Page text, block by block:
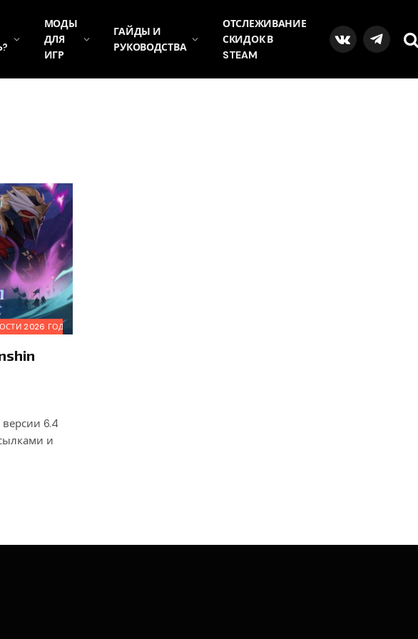
МОДЫ
ДЛЯ
ИГР
ГАЙДЫ И
РУКОВОДСТВА
ОТСЛЕЖИВАНИЕ
СКИДОК В
STEAM
VKontakteTelegram
2026 ГОДА
6.4
и